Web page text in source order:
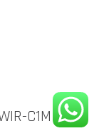
מק"ט WIR-C1M